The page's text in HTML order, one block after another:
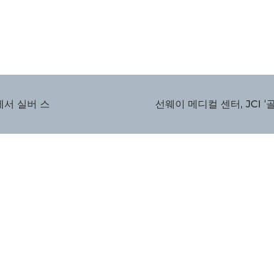
실버 스
선웨이 메디컬 센터, JCI ‘